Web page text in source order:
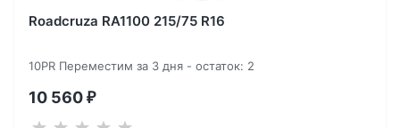
Roadcruza RA1100 215/75 R16
10PR Переместим за 3 дня - остаток: 2
10 560 ₽